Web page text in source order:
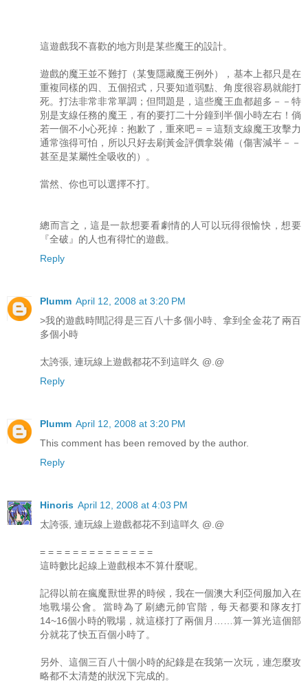
這遊戲我不喜歡的地方則是某些魔王的設計。
遊戲的魔王並不難打（某隻隱藏魔王例外），基本上都只是在
重複同樣的四、五個招式，只要知道弱點、角度很容易就能打
死。打法非常非常單調；但問題是，這些魔王血都超多－－特
別是支線任務的魔王，有的要打二十分鐘到半個小時左右！倘
若一個不小心死掉：抱歉了，重來吧＝＝這類支線魔王攻擊力
通常強得可怕，所以只好去刷黃金評價拿裝備（傷害減半－－
甚至是某屬性全吸收的）。
當然、你也可以選擇不打。
總而言之，這是一款想要看劇情的人可以玩得很愉快，想要
『全破』的人也有得忙的遊戲。
Reply
Plumm April 12, 2008 at 3:20 PM
>我的遊戲時間記得是三百八十多個小時、拿到全金花了兩百
多個小時
太誇張, 連玩線上遊戲都花不到這咩久 @.@
Reply
Plumm April 12, 2008 at 3:20 PM
This comment has been removed by the author.
Reply
Hinoris April 12, 2008 at 4:03 PM
太誇張, 連玩線上遊戲都花不到這咩久 @.@
= = = = = = = = = = = = = =
這時數比起線上遊戲根本不算什麼呢。
記得以前在瘋魔獸世界的時候，我在一個澳大利亞伺服加入在
地戰場公會。當時為了刷總元帥官階，每天都要和隊友打
14~16個小時的戰場，就這樣打了兩個月……算一算光這個部
分就花了快五百個小時了。
另外、這個三百八十個小時的紀錄是在我第一次玩，連怎麼攻
略都不太清楚的狀況下完成的。